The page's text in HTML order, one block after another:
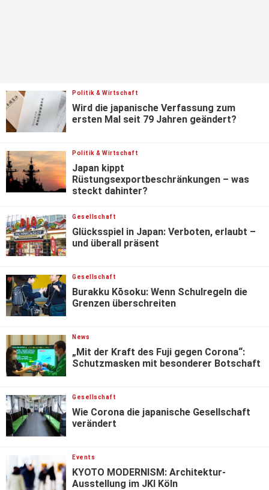
Politik & Wirtschaft
Wird die japanische Verfassung zum
ersten Mal seit 79 Jahren geändert?
Politik & Wirtschaft
Japan kippt
Rüstungsexportbeschränkungen – was
steckt dahinter?
Gesellschaft
Glücksspiel in Japan: Verboten, erlaubt –
und überall präsent
Gesellschaft
Burakku Kōsoku: Wenn Schulregeln die
Grenzen überschreiten
News
„Mit der Kraft des Fuji gegen Corona“:
Schutzmasken mit besonderer Botschaft
Gesellschaft
Wie Corona die japanische Gesellschaft
verändert
Events
KYOTO MODERNISM: Architektur-
Ausstellung im JKI Köln